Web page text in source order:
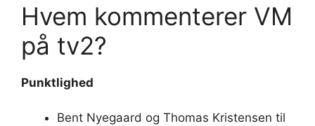
Hvem kommenterer VM
på tv2?
Punktlighed
Bent Nyegaard og Thomas Kristensen til